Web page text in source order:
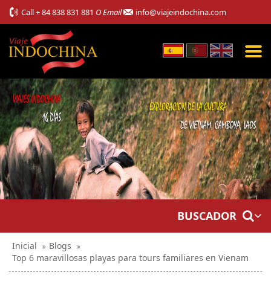
Call+ 84 838 831 881 O Email info@viajeindochina.com
BUSCADOR
Inicial
Blogs
Top 6 maravillosas playas para tours familiares en Vienam